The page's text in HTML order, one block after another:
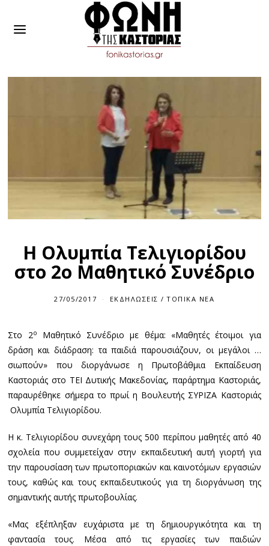
Η Ολυμπία Τελιγιορίδου
στο 2ο Μαθητικό Συνέδριο
27/05/2017 ΕΚΔΗΛΏΣΕΙΣ / ΤΟΠΙΚΆ ΝΈΑ
Στο 2ο
Μαθητικό Συνέδριο με θέμα: «Μαθητές έτοιμοι για
δράση και διάδραση: τα παιδιά παρουσιάζουν, οι μεγάλοι …
σιωπούν» που διοργάνωσε η Πρωτοβάθμια Εκπαίδευση
Καστοριάς στο ΤΕΙ Δυτικής Μακεδονίας, παράρτημα Καστοριάς,
παραυρέθηκε σήμερα το πρωί η Βουλευτής ΣΥΡΙΖΑ Καστοριάς
Ολυμπία Τελιγιορίδου.
Η κ. Τελιγιορίδου συνεχάρη τους 500 περίπου μαθητές από 40
σχολεία που συμμετείχαν στην εκπαιδευτική αυτή γιορτή για
την παρουσίαση των πρωτοποριακών και καινοτόμων εργασιών
τους, καθώς και τους εκπαιδευτικούς για τη διοργάνωση της
σημαντικής αυτής πρωτοβουλίας.
«Μας εξέπληξαν ευχάριστα με τη δημιουργικότητα και τη
φαντασία τους. Μέσα από τις εργασίες των παιδιών